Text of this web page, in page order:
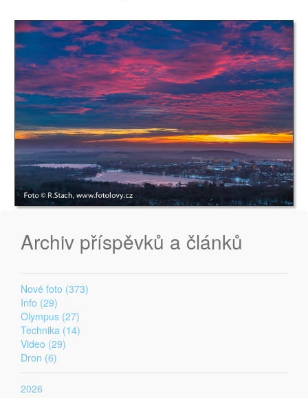
Archiv příspěvků a článků
Nové foto (373)
Info (29)
Olympus (27)
Technika (14)
Video (29)
Dron (6)
2026